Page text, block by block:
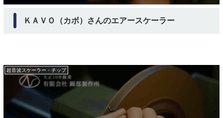
ＫＡＶＯ（カボ）さんのエアースケーラー
超音波スケーラー・チップ